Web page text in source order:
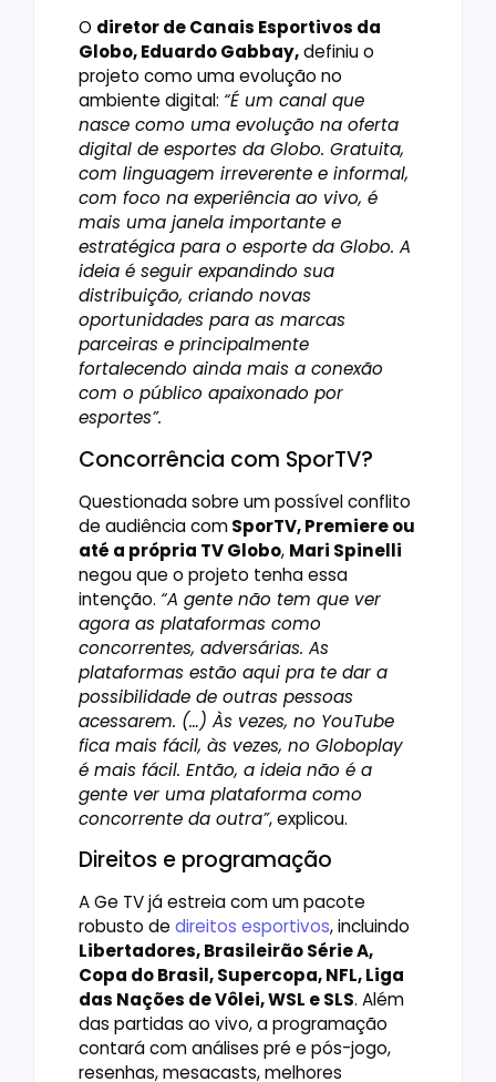
O diretor de Canais Esportivos da
Globo, Eduardo Gabbay,definiu o
projeto como uma evolução no
ambiente digital: “É um canal que
nasce como uma evolução na oferta
digital de esportes da Globo. Gratuita,
com linguagem irreverente e informal,
com foco na experiência ao vivo, é
mais uma janela importante e
estratégica para o esporte da Globo. A
ideia é seguir expandindo sua
distribuição, criando novas
oportunidades para as marcas
parceiras e principalmente
fortalecendo ainda mais a conexão
com o público apaixonado por
esportes”.
Concorrência com SporTV?
Questionada sobre um possível conflito
de audiência comSporTV, Premiere ou
até a própria TV Globo, Mari Spinelli
negou que o projeto tenha essa
intenção. “A gente não tem que ver
agora as plataformas como
concorrentes, adversárias. As
plataformas estão aqui pra te dar a
possibilidade de outras pessoas
acessarem. (…) Às vezes, no YouTube
fica mais fácil, às vezes, no Globoplay
é mais fácil. Então, a ideia não é a
gente ver uma plataforma como
concorrente da outra”, explicou.
Direitos e programação
A Ge TV já estreia com um pacote
robusto de direitos esportivos, incluindo
Libertadores, Brasileirão Série A,
Copa do Brasil, Supercopa, NFL, Liga
das Nações de Vôlei, WSL e SLS. Além
das partidas ao vivo, a programação
contará com análises pré e pós-jogo,
resenhas, mesacasts, melhores